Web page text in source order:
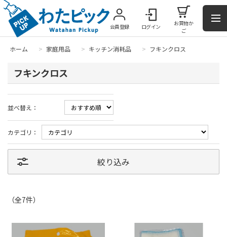
会員登録 ログイン
お買物か
ご
ホーム > 家庭用品 > キッチン消耗品 > フキンクロス
フキンクロス
並べ替え：
カテゴリ：
絞り込み
（全7件）